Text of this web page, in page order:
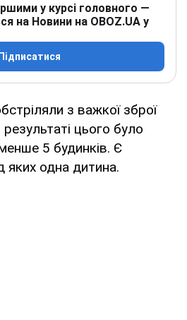
у курсі головного —
на Новини на OBOZ.UA у
Підписатися
з важкої зброї
цього було
5 будинків. Є
яких одна дитина.